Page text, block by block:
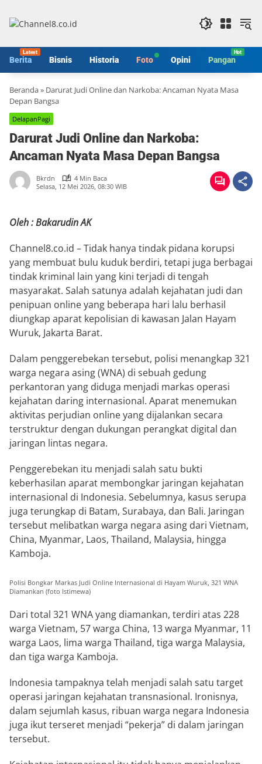
konten
Berita Bisnis Historia Foto Opini Pangan
Beranda» Darurat Judi Online dan Narkoba: Ancaman Nyata Masa
Depan Bangsa
DelapanPagi
Darurat Judi Online dan Narkoba:
Ancaman Nyata Masa Depan Bangsa
Bkrdn
4 Min Baca
Selasa, 12 Mei 2026, 08:30 WIB
Oleh : Bakarudin AK
Channel8.co.id – Tidak hanya tindak pidana korupsi
yang membuat bulu kuduk berdiri, tetapi juga berbagai
tindak kriminal lain yang kini terjadi di tengah
masyarakat. Salah satunya adalah kejahatan judi dan
penipuan online yang beberapa hari lalu berhasil
diungkap aparat kepolisian di kawasan Jalan Hayam
Wuruk, Jakarta Barat.
Dalam penggerebekan tersebut, polisi menangkap 321
warga negara asing (WNA) di sebuah gedung
perkantoran yang diduga menjadi markas operasi
kejahatan daring internasional. Aparat menemukan
aktivitas perjudian online yang dijalankan secara
terstruktur dengan dukungan perangkat digital dan
jaringan lintas negara.
Penggerebekan itu menjadi salah satu bukti
keberhasilan aparat membongkar jaringan kejahatan
internasional di Indonesia. Sebelumnya, kasus serupa
juga terungkap di Batam, Surabaya, dan Bali. Jaringan
tersebut melibatkan warga negara asing dari Vietnam,
China, Myanmar, Laos, Thailand, Malaysia, hingga
Kamboja.
Polisi Bongkar Markas Judi Online Internasional di Hayam Wuruk, 321 WNA
Diamankan (foto Istimewa)
Dari total 321 WNA yang diamankan, terdiri atas 228
warga Vietnam, 57 warga China, 13 warga Myanmar, 11
warga Laos, lima warga Thailand, tiga warga Malaysia,
dan tiga warga Kamboja.
Indonesia tampaknya telah menjadi salah satu target
operasi jaringan kejahatan transnasional. Ironisnya,
dalam sejumlah kasus, ribuan warga negara Indonesia
juga ikut terseret menjadi “pekerja” di dalam jaringan
tersebut.